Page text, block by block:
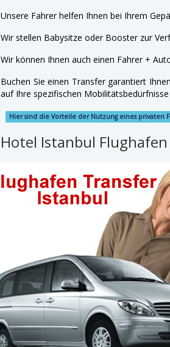
Unsere Fahrer helfen Ihnen bei Ihrem
Wir stellen Babysitze oder Booster zur
Wir können Ihnen auch einen Fahrer +
Buchen Sie einen Transfer garantiert
auf Ihre spezifischen
Hier sind die Vorteile der Nutzung eines privaten
Hotel Istanbul